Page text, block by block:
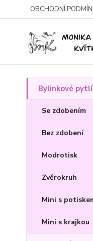
OBCHODNÍ
Bylinkové
Se zdobením
Bez zdobení
Modrotisk
Zvěrokruh
Mini s
Mini s krajkou